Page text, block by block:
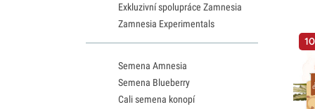
Exkluzivní spolupráce Zamnesia
Zamnesia Experimentals
Semena Amnesia
Semena Blueberry
Cali semena konopí